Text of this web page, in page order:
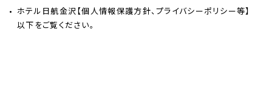
ホテル日航金沢【個人情報保護方針、プライバシーポリシー等】
以下をご覧ください。